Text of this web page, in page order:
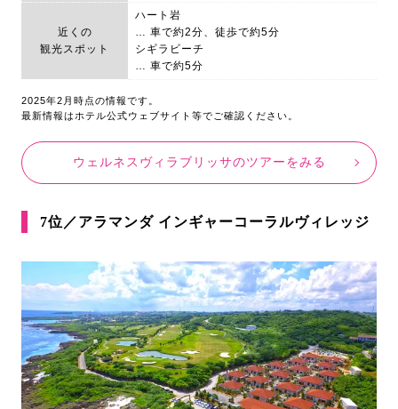
近くの
観光スポット
ハート岩
… 車で約2分、徒歩で約5分
シギラビーチ
… 車で約5分
2025年2月時点の情報です。
最新情報はホテル公式ウェブサイト等でご確認ください。
ウェルネスヴィラブリッサのツアーをみる
7位／アラマンダ インギャーコーラルヴィレッジ